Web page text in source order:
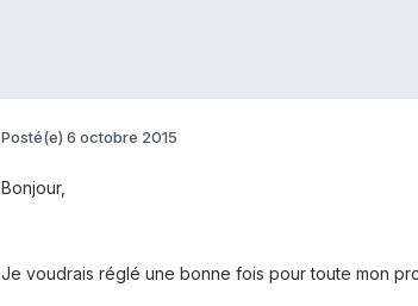
Posté(e) 6 octobre 2015
Bonjour,
Je voudrais réglé une bonne fois pour toute mon